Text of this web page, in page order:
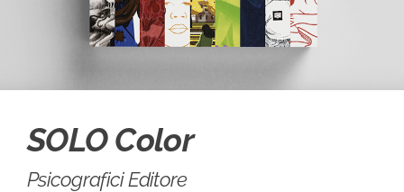
SOLO Color
Psicografici Editore